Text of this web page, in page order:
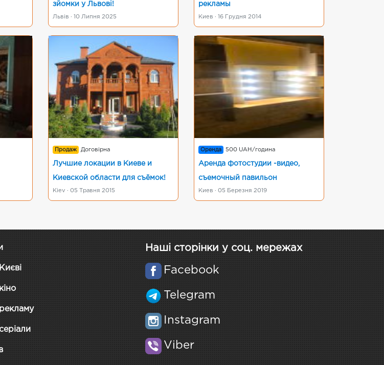
зйомки у Львові!
Львів · 10 Липня 2025
рекламы
Киев · 16 Грудня 2014
Продаж Договірна
Лучшие локации в Киеве и
Киевской области для съёмок!
Kiev · 05 Травня 2015
Оренда 500 UAH/година
Аренда фотостудии -видео,
съемочный павильон
Киев · 05 Березня 2019
Наші сторінки у соц. мережах
Facebook
Telegram
Instagram
Viber